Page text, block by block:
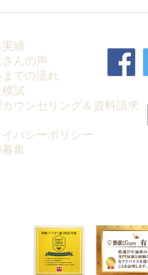
夏
【夏期講
績
んの声
での流れ
試
ウンセリング＆資料請求
バシーポリシー
集